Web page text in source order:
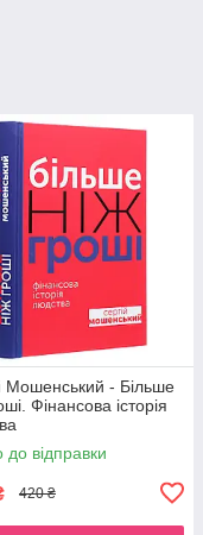
Мошенський - Більше
Фінансова історія
до відправки
420 ₴